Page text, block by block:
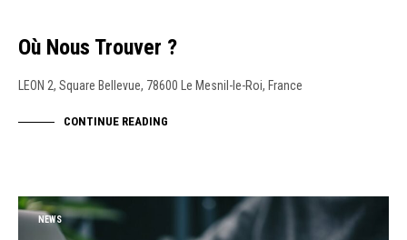
Où Nous Trouver ?
LEON 2, Square Bellevue, 78600 Le Mesnil-le-Roi, France
CONTINUE READING
NEWS